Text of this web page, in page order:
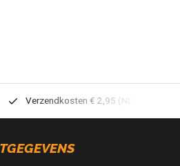
Verzendkosten € 2,95 (NL)